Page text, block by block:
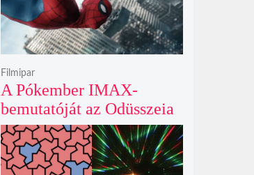
A Pókember IMAX-
bemutatóját az Odüsszeia
exkluzív vetítési
időszakának lejárta hozza
el
Filmipar